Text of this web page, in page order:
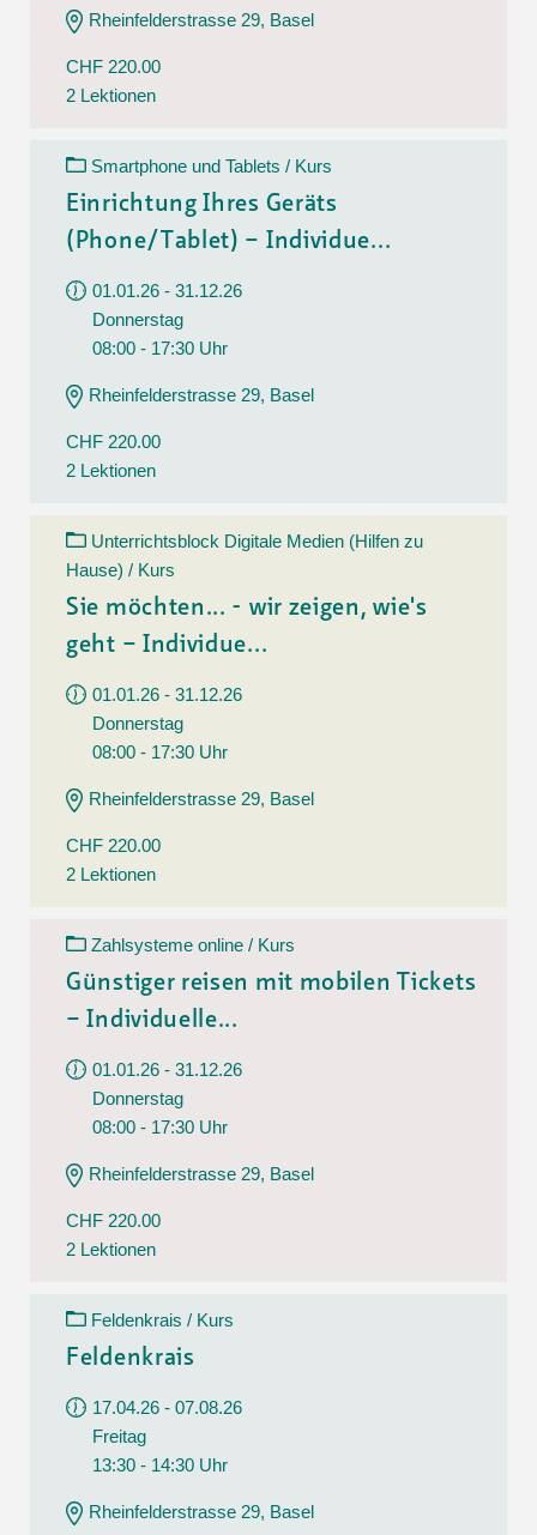
Rheinfelderstrasse 29, Basel
CHF 220.00
2 Lektionen
Smartphone und Tablets / Kurs
Einrichtung Ihres Geräts
(Phone/Tablet) – Individue...
01.01.26 - 31.12.26
Donnerstag
08:00 - 17:30 Uhr
Rheinfelderstrasse 29, Basel
CHF 220.00
2 Lektionen
Unterrichtsblock Digitale Medien (Hilfen zu
Hause) / Kurs
Sie möchten... - wir zeigen, wie's
geht – Individue...
01.01.26 - 31.12.26
Donnerstag
08:00 - 17:30 Uhr
Rheinfelderstrasse 29, Basel
CHF 220.00
2 Lektionen
Zahlsysteme online / Kurs
Günstiger reisen mit mobilen Tickets
– Individuelle...
01.01.26 - 31.12.26
Donnerstag
08:00 - 17:30 Uhr
Rheinfelderstrasse 29, Basel
CHF 220.00
2 Lektionen
Feldenkrais / Kurs
Feldenkrais
17.04.26 - 07.08.26
Freitag
13:30 - 14:30 Uhr
Rheinfelderstrasse 29, Basel